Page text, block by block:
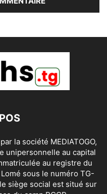
la société MEDIATOGO,
unipersonnelle au capital
au registre du
sous le numéro TG-
siège social est situé sur